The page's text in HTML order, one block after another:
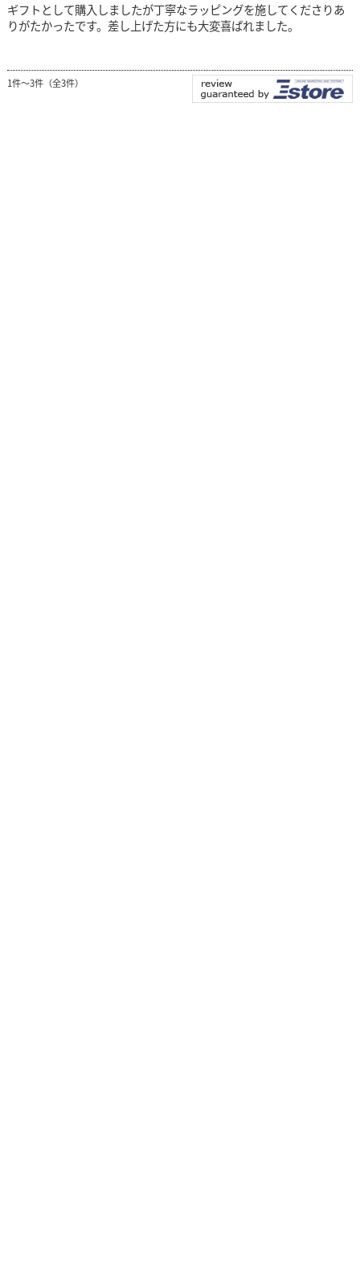
ギフトとして購入しましたが丁寧なラッピングを施してくださりあ
りがたかったです。差し上げた方にも大変喜ばれました。
1件～3件（全3件）